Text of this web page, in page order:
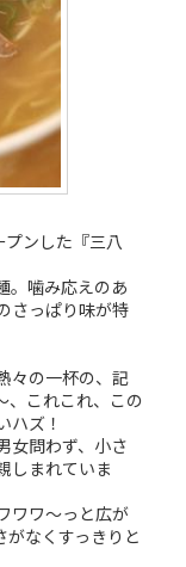
プンした『三八
。噛み応えのあ
さっぱり味が特
々の一杯の、記
、これこれ、この
ハズ！
女問わず、小さ
しまれていま
ワワ～っと広が
がなくすっきりと